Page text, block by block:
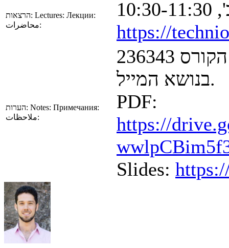
הרצאות: Lectures: Лекции:
محاضرات:
https://
הערות: Notes: Примечания:
ملاحظات:
בפניה במייל, נא לכלול את מספר הקורס 236343
בנושא המייל.
PDF:
https://
Slides: